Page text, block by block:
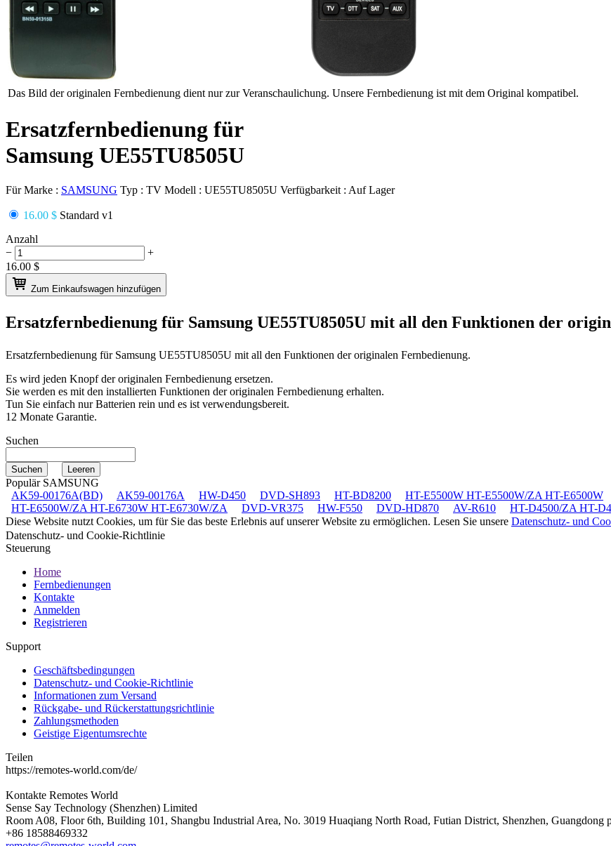
Das Bild der originalen Fernbedienung dient nur zur Veranschaulichung. Unsere Fernbedienung ist mit dem Original kompatibel.
Ersatzfernbedienung für
Samsung UE55TU8505U
Für Marke : SAMSUNG Typ : TV Modell : UE55TU8505U Verfügbarkeit : Auf Lager
16.00 $ Standard v1
Anzahl
−
+
16.00 $
Zum Einkaufswagen hinzufügen
Ersatzfernbedienung für Samsung UE55TU8505U mit all den Funktionen der
Ersatzfernbedienung fürSamsung UE55TU8505U mit all den Funktionen der originalen Fernbedienung.
Es wird jeden Knopf der originalen Fernbedienung ersetzen.
Sie werden es mit den installierten Funktionen der originalen Fernbedienung erhalten.
Tun Sie einfach nur Batterien rein und es ist verwendungsbereit.
12 Monate Garantie.
Suchen
Populär SAMSUNG
AK59-00176A(BD)
AK59-00176A HW-D450 DVD-SH893 HT-BD8200 HT-E5500W HT-E5500W/ZA HT-E6500W
HT-E6500W/ZA HT-E6730W HT-E6730W/ZA
DVD-VR375 HW-F550 DVD-HD870 AV-R610
HT-D4500/ZA HT-
Diese Website nutzt Cookies, um für Sie das beste Erlebnis auf unserer Website zu ermöglichen. Lesen Sie unsere Datenschutz- und
Datenschutz- und Cookie-Richtlinie
Steuerung
Home
Fernbedienungen
Kontakte
Anmelden
Registrieren
Support
Geschäftsbedingungen
Datenschutz- und Cookie-Richtlinie
Informationen zum Versand
Rückgabe- und Rückerstattungsrichtlinie
Zahlungsmethoden
Geistige Eigentumsrechte
Teilen
https://remotes-world.com/de/
Kontakte Remotes World
Sense Say Technology (Shenzhen) Limited
Room A08, Floor 6th, Building 101, Shangbu Industrial Area, No. 3019 Huaqiang North Road, Futian District, Shenzhen, Guangdong
+86 18588469332